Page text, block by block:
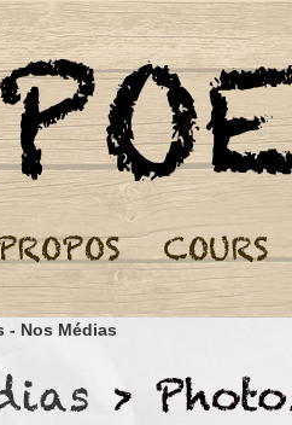
- Nos Médias
Cours de Capoeira